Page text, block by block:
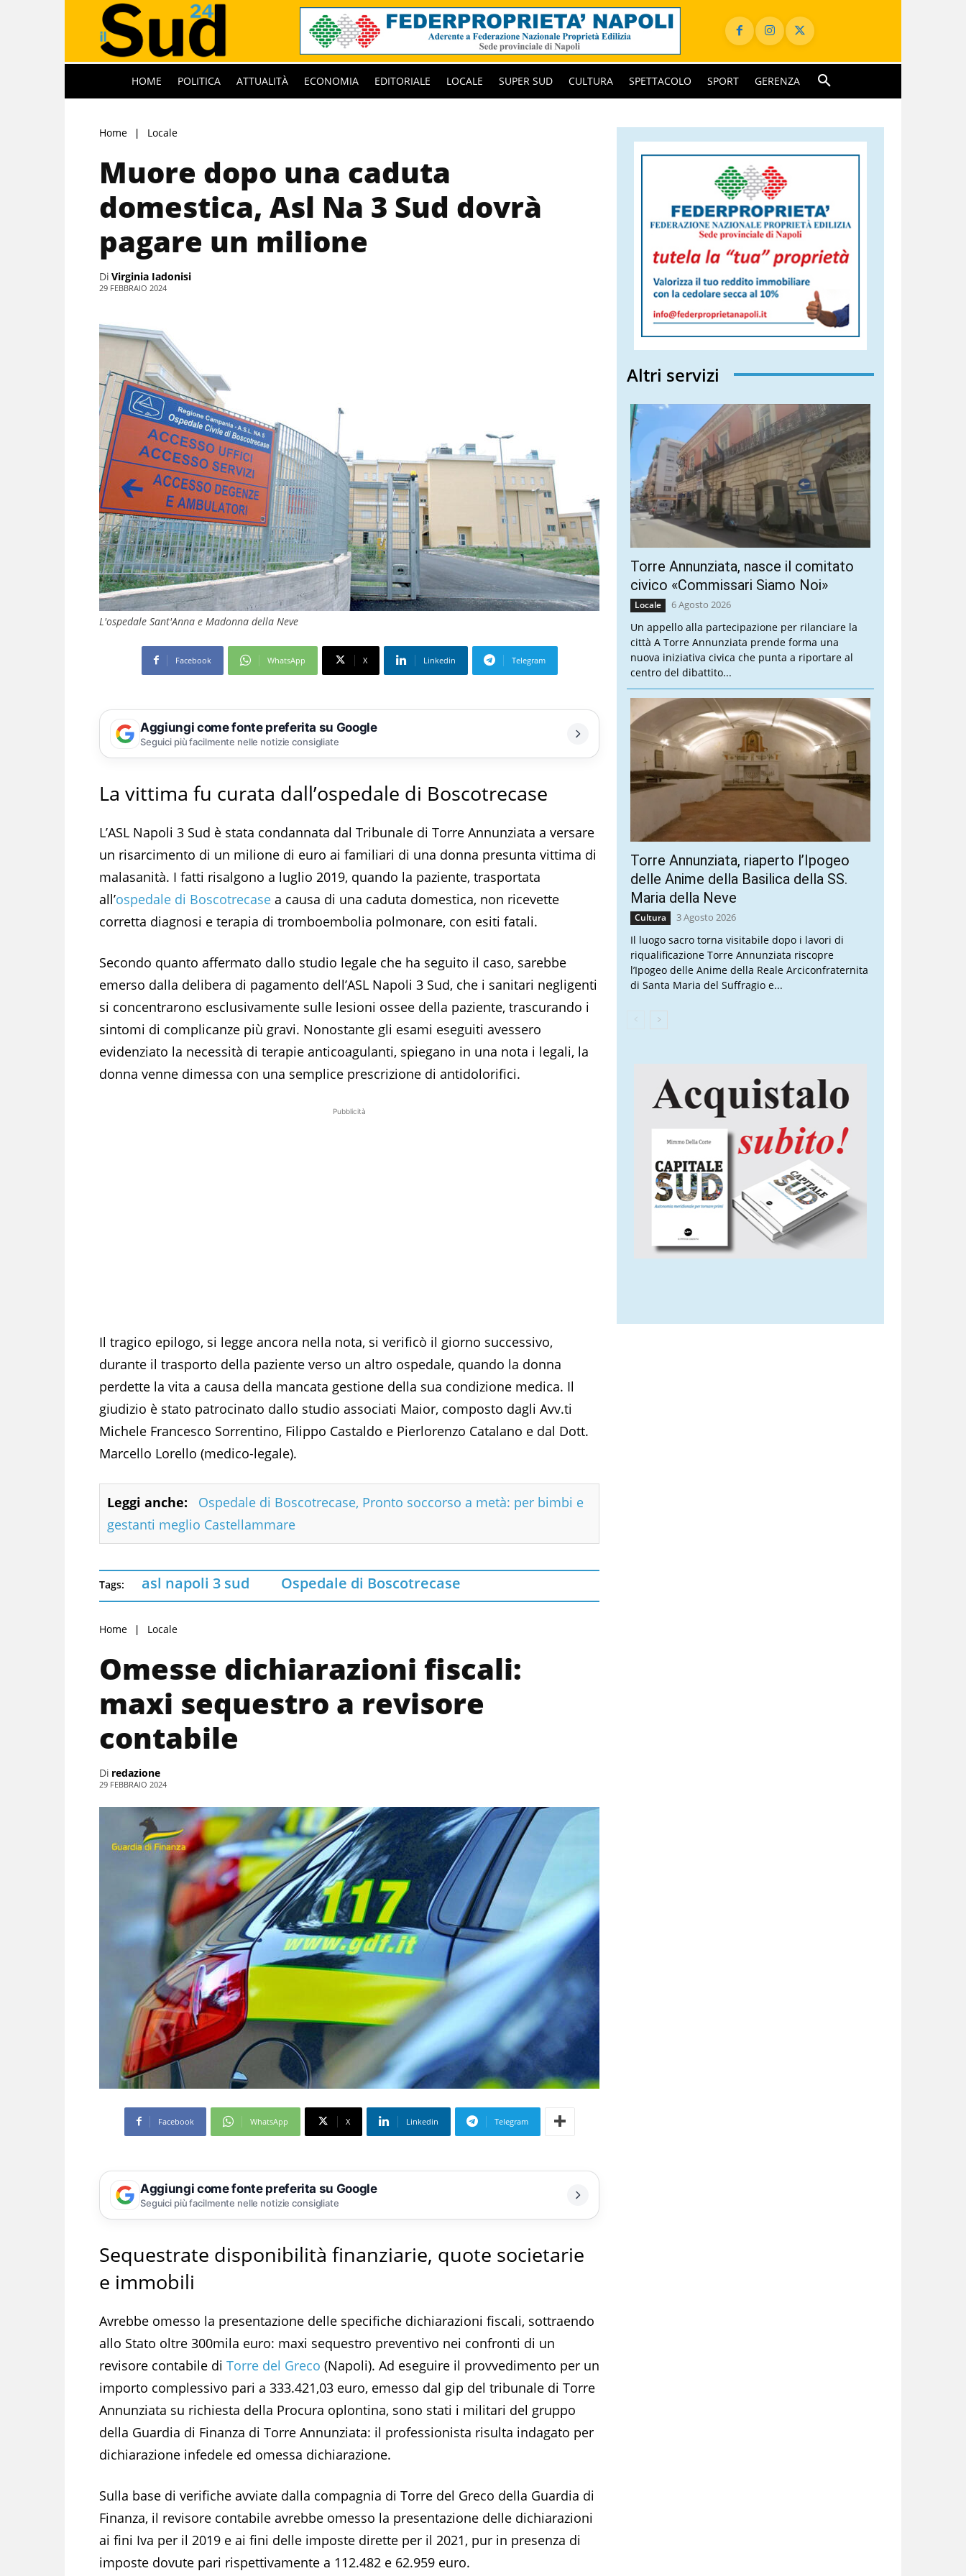
HOME POLITICA ATTUALITÀ ECONOMIA EDITORIALE LOCALE SUPER SUD CULTURA SPETTACOLO SPORT GERENZA
Home Locale
Muore dopo una caduta
domestica, Asl Na 3 Sud dovrà
pagare un milione
Di Virginia Iadonisi
29 FEBBRAIO 2024
L'ospedale Sant'Anna e Madonna della Neve
Facebook WhatsApp X Linkedin Telegram
Aggiungi come fonte preferita su Google
Seguici più facilmente nelle notizie consigliate
La vittima fu curata dall’ospedale di Boscotrecase
L’ASL Napoli 3 Sud è stata condannata dal Tribunale di Torre Annunziata a versare
un risarcimento di un milione di euro ai familiari di una donna presunta vittima di
malasanità. I fatti risalgono a luglio 2019, quando la paziente, trasportata
all’ospedale di Boscotrecase a causa di una caduta domestica, non ricevette
corretta diagnosi e terapia di tromboembolia polmonare, con esiti fatali.
Secondo quanto affermato dallo studio legale che ha seguito il caso, sarebbe
emerso dalla delibera di pagamento dell’ASL Napoli 3 Sud, che i sanitari negligenti
si concentrarono esclusivamente sulle lesioni ossee della paziente, trascurando i
sintomi di complicanze più gravi. Nonostante gli esami eseguiti avessero
evidenziato la necessità di terapie anticoagulanti, spiegano in una nota i legali, la
donna venne dimessa con una semplice prescrizione di antidolorifici.
Pubblicità
Il tragico epilogo, si legge ancora nella nota, si verificò il giorno successivo,
durante il trasporto della paziente verso un altro ospedale, quando la donna
perdette la vita a causa della mancata gestione della sua condizione medica. Il
giudizio è stato patrocinato dallo studio associati Maior, composto dagli Avv.ti
Michele Francesco Sorrentino, Filippo Castaldo e Pierlorenzo Catalano e dal Dott.
Marcello Lorello (medico-legale).
Leggi anche:
Ospedale di Boscotrecase, Pronto soccorso a metà: per bimbi e
gestanti meglio Castellammare
Tags: asl napoli 3 sud Ospedale di Boscotrecase
Home Locale
Omesse dichiarazioni fiscali:
maxi sequestro a revisore
contabile
Di redazione
29 FEBBRAIO 2024
Facebook WhatsApp X Linkedin Telegram
Aggiungi come fonte preferita su Google
Seguici più facilmente nelle notizie consigliate
Sequestrate disponibilità finanziarie, quote societarie
e immobili
Avrebbe omesso la presentazione delle specifiche dichiarazioni fiscali, sottraendo
allo Stato oltre 300mila euro: maxi sequestro preventivo nei confronti di un
revisore contabile di Torre del Greco (Napoli). Ad eseguire il provvedimento per un
importo complessivo pari a 333.421,03 euro, emesso dal gip del tribunale di Torre
Annunziata su richiesta della Procura oplontina, sono stati i militari del gruppo
della Guardia di Finanza di Torre Annunziata: il professionista risulta indagato per
dichiarazione infedele ed omessa dichiarazione.
Sulla base di verifiche avviate dalla compagnia di Torre del Greco della Guardia di
Finanza, il revisore contabile avrebbe omesso la presentazione delle dichiarazioni
ai fini Iva per il 2019 e ai fini delle imposte dirette per il 2021, pur in presenza di
imposte dovute pari rispettivamente a 112.482 e 62.959 euro.
Altri servizi
Torre Annunziata, nasce il comitato
civico «Commissari Siamo Noi»
Locale 6 Agosto 2026
Un appello alla partecipazione per rilanciare la
città A Torre Annunziata prende forma una
nuova iniziativa civica che punta a riportare al
centro del dibattito...
Torre Annunziata, riaperto l’Ipogeo
delle Anime della Basilica della SS.
Maria della Neve
Cultura 3 Agosto 2026
Il luogo sacro torna visitabile dopo i lavori di
riqualificazione Torre Annunziata riscopre
l’Ipogeo delle Anime della Reale Arciconfraternita
di Santa Maria del Suffragio e...